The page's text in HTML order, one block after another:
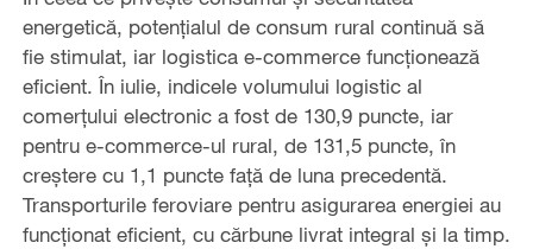
energetică, potențialul de consum rural continuă să
fie stimulat, iar logistica e-commerce funcționează
eficient. În iulie, indicele volumului logistic al
comerțului electronic a fost de 130,9 puncte, iar
pentru e-commerce-ul rural, de 131,5 puncte, în
creștere cu 1,1 puncte față de luna precedentă.
Transporturile feroviare pentru asigurarea energiei au
funcționat eficient, cu cărbune livrat integral și la timp.